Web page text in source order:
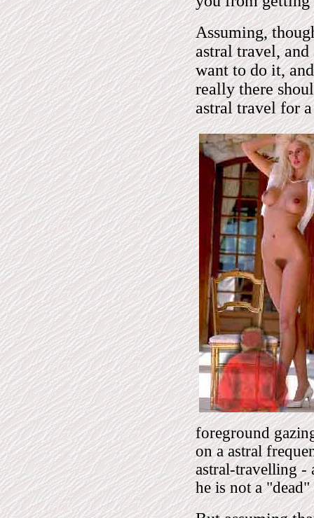
Assuming,
astral travel,
want to do it,
really there
astral travel for
foreground
on a astral
astral-travelling -
he is not a "dead"